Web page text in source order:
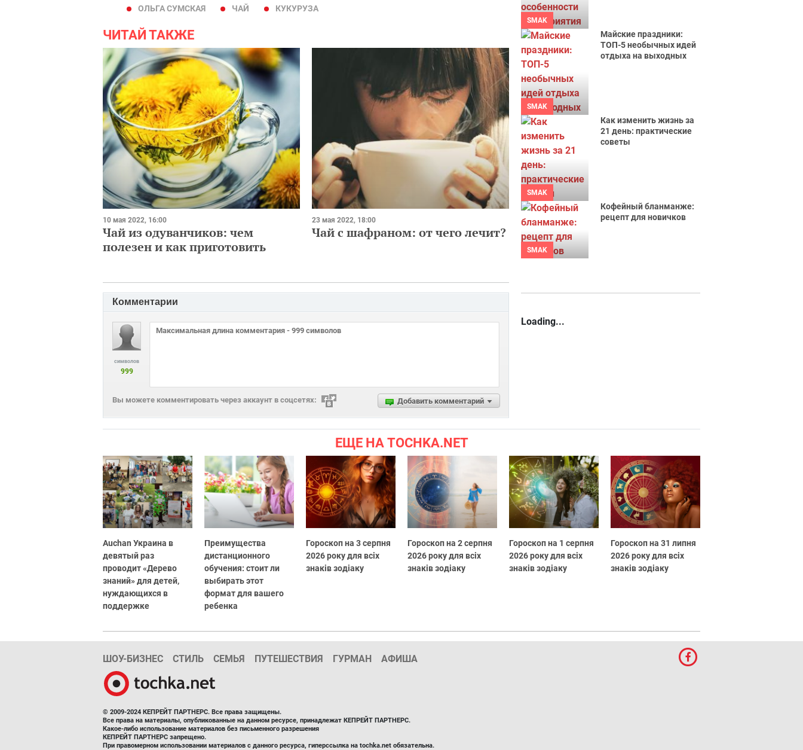
ОЛЬГА СУМСКАЯ ЧАЙ КУКУРУЗА
ЧИТАЙ ТАКЖЕ
10 мая 2022, 16:00
Чай из одуванчиков: чем
полезен и как приготовить
23 мая 2022, 18:00
Чай с шафраном: от чего лечит?
Комментарии
символов
999
Добавить комментарий
Вы можете комментировать через аккаунт в соцсетях:
SMAK
SMAK
Майские праздники:
ТОП-5 необычных идей
отдыха на выходных
SMAK
Как изменить жизнь за
21 день: практические
советы
SMAK
Кофейный бланманже:
рецепт для новичков
Loading...
ЕЩЕ НА TOCHKA.NET
Auchan Украина в
девятый раз
проводит «Дерево
знаний» для детей,
нуждающихся в
поддержке
Преимущества
дистанционного
обучения: стоит ли
выбирать этот
формат для вашего
ребенка
Гороскоп на 3 серпня
2026 року для всіх
знаків зодіаку
Гороскоп на 2 серпня
2026 року для всіх
знаків зодіаку
Гороскоп на 1 серпня
2026 року для всіх
знаків зодіаку
Гороскоп на 31 липня
2026 року для всіх
знаків зодіаку
ШОУ-БИЗНЕС СТИЛЬ СЕМЬЯ ПУТЕШЕСТВИЯ ГУРМАН АФИША
© 2009-2024 КЕПРЕЙТ ПАРТНЕРС. Все права защищены.
Все права на материалы, опубликованные на данном ресурсе, принадлежат КЕПРЕЙТ ПАРТНЕРС.
Какое-либо использование материалов без письменного разрешения
КЕПРЕЙТ ПАРТНЕРС запрещено.
При правомерном использовании материалов с данного ресурса, гиперссылка на tochka.net обязательна.